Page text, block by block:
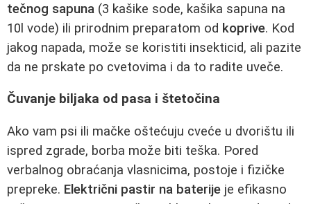
tečnog sapuna (3 kašike sode, kašika sapuna na
10l vode) ili prirodnim preparatom od koprive. Kod
jakog napada, može se koristiti insekticid, ali pazite
da ne prskate po cvetovima i da to radite uveče.
Čuvanje biljaka od pasa i štetočina
Ako vam psi ili mačke oštećuju cveće u dvorištu ili
ispred zgrade, borba može biti teška. Pored
verbalnog obraćanja vlasnicima, postoje i fizičke
prepreke. Električni pastir na baterije je efikasno